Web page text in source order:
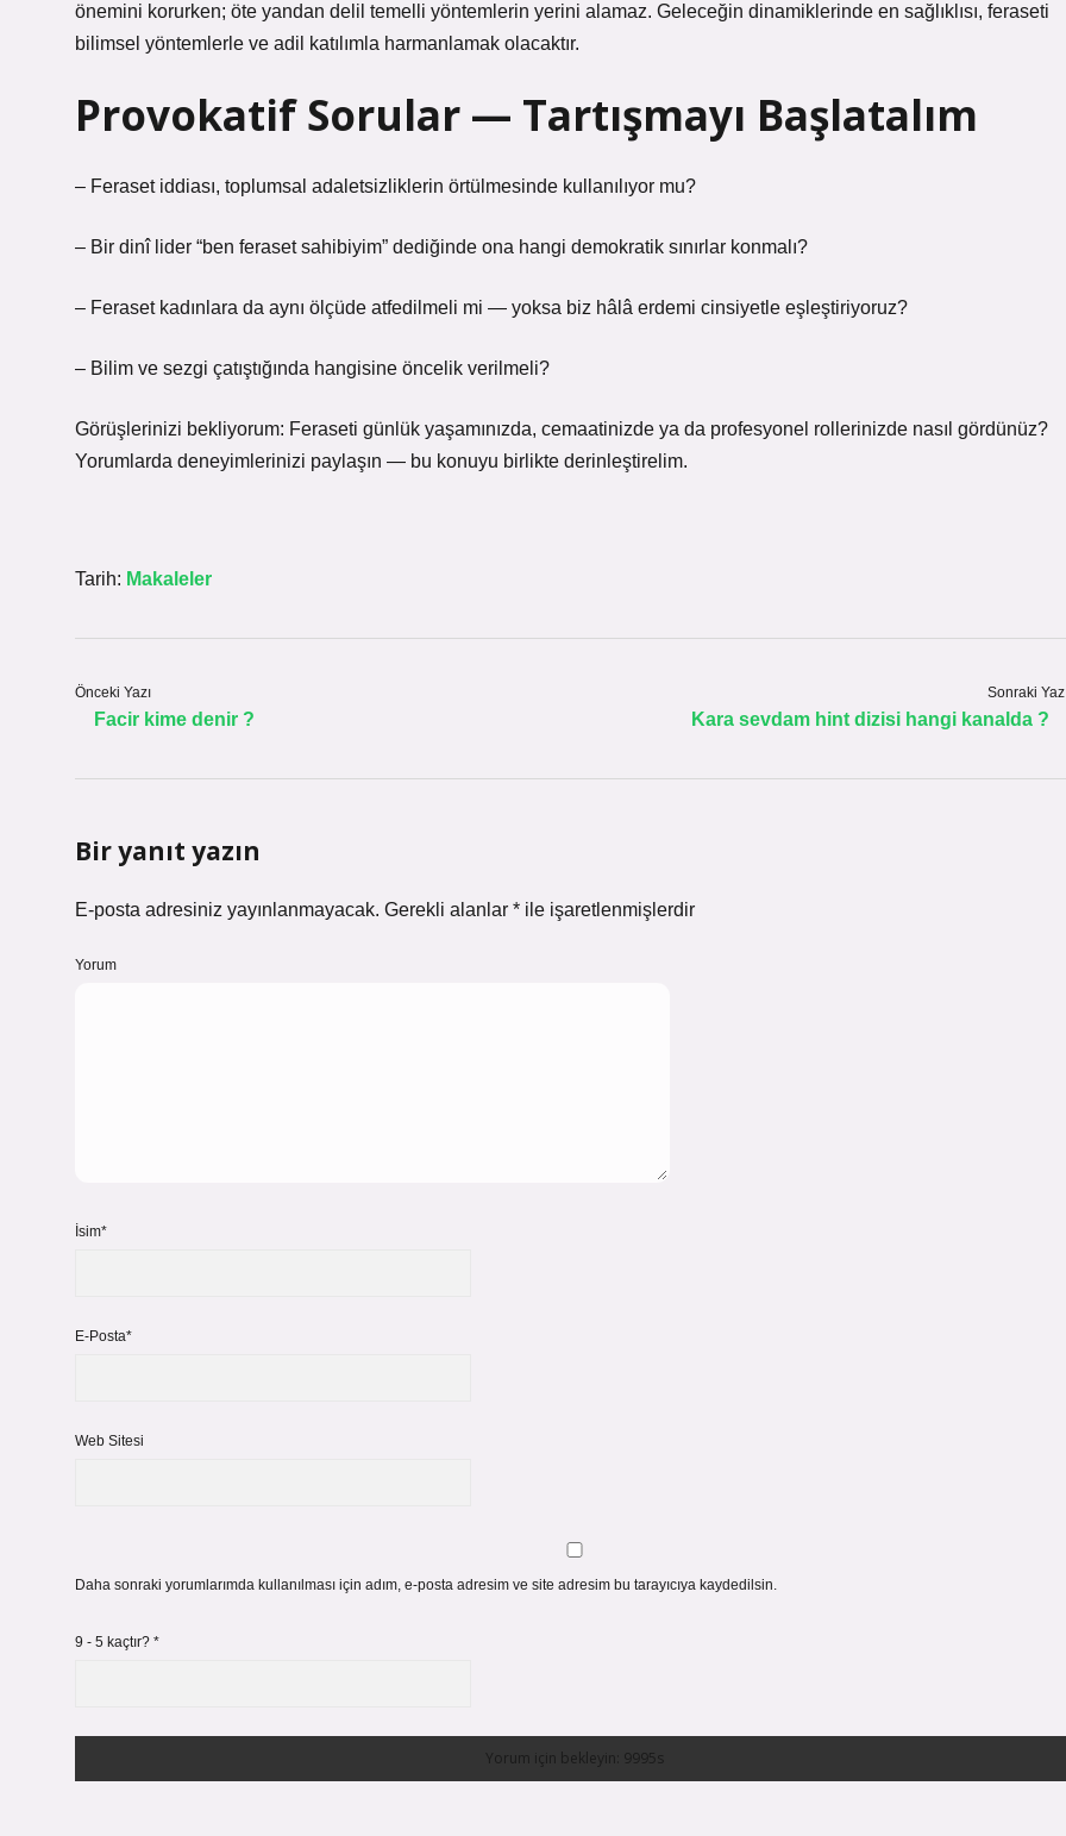
önemini korurken; öte yandan delil temelli yöntemlerin yerini alamaz. Geleceğin dinamiklerinde en sağlıklısı, feraseti
bilimsel yöntemlerle ve adil katılımla harmanlamak olacaktır.
Provokatif Sorular — Tartışmayı Başlatalım
– Feraset iddiası, toplumsal adaletsizliklerin örtülmesinde kullanılıyor mu?
– Bir dinî lider “ben feraset sahibiyim” dediğinde ona hangi demokratik sınırlar konmalı?
– Feraset kadınlara da aynı ölçüde atfedilmeli mi — yoksa biz hâlâ erdemi cinsiyetle eşleştiriyoruz?
– Bilim ve sezgi çatıştığında hangisine öncelik verilmeli?
Görüşlerinizi bekliyorum: Feraseti günlük yaşamınızda, cemaatinizde ya da profesyonel rollerinizde nasıl gördünüz?
Yorumlarda deneyimlerinizi paylaşın — bu konuyu birlikte derinleştirelim.
Tarih: Makaleler
Önceki Yazı
Facir kime denir ?
Sonraki
Kara sevdam hint dizisi hangi kanalda ?
Bir yanıt yazın
E-posta adresiniz yayınlanmayacak. Gerekli alanlar * ile işaretlenmişlerdir
Yorum
İsim*
E-Posta*
Web Sitesi
Daha sonraki yorumlarımda kullanılması için adım, e-posta adresim ve site adresim bu tarayıcıya kaydedilsin.
9 - 5 kaçtır? *